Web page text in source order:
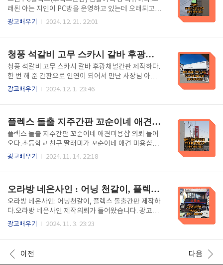
구조물입니다. 이것은 일반적으로 금속이나 아크릴 소
재로 제작되며, 입체감 있는 디자인이 특징입니다. 이러
한 이유로 많은 상점과 기업에서 광고 및 안내 목적으로
리서도 ..
래된 아는 지인이 PC방을 운영하고 있는데 오래되고 낡
게 되어 플렉스(후렉스간판) 천갈이 과정을 진행하게
은 광고나 상호명을 표시하는 유연한 소재의 간판입니
다. 다양한 형태와 크기, 색상으로 제작 가능하며, 실내
외 모두 사용됩니다. 가격이 저렴하고 설치가 쉬워 많이
선호되며, UV 차단 기능이 있어 내구성도 좋습니다. 2.
플렉스간판 장단점장점비용 효율성: 제작 비용이 비교
시각적으로 매..
광고배우기 2024. 12. 21. 22:01
청풍 석갈비 고무 스카시 갈바 후광채널 간판(제작:동광네온)
청풍 석갈비 고무 스카시 갈바 후광채널간판 제작하다.
한 번 해 준 간판으로 인연이 되어서 만난 사장님 아드
님이 식당을 개업하게 되어 제작의뢰가 들어왔습니다.
시 간판은 고무 소재로 제작된 간판을 의미합니다. 일반
적으로 내구성이 뛰어나고 방수성이 있어 외부 환경에
서도 오랫동안 사용할 수 있는 특징이 있습니다. 스카
시 기법은 고무를 이용해 다양한 형태와 색상으로 디자
인할 수 있게 해 주며, 주로 상업 공간이나 이벤트에서
시 간판 작업준비..
광고배우기 2024. 12. 1. 23:46
플렉스 돌출 지주간판 꼬순이네 애견미용삽 (제작:동광네온)
플렉스 돌출 지주간판 꼬순이네 애견미용샵 의뢰 들어
오다.초등학교 친구 딸래미가 꼬순이네 애견 미용샵을
하는데 돌출간판이 없어서 의뢰해 왔습니다. 광고업을
다. 1. 플렉스 돌출 지주간판이란?지주간판은 독립적으
로 설치되어있으며 주로 기둥이나 지주에 고정되어 있
는 형태입니다. 플렉스 돌출 지주간판은 주로 상업 공간
이나 도로변에 설치되는 광고 간판의 일종으로, 플렉스
재질로 제작된 간판이 돌출된 형태로 설계된 것입니
서서 지주간판을 제작하여야 합니다.이것을 땅에 고정
시키고 간판을 달아야 하므로 튼튼하게..
광고배우기 2024. 11. 14. 22:18
오라방 네온사인 : 어닝 천갈이, 플렉스 돌출간판(제작:동광네온)
오라방 네온사인: 어닝천갈이, 플렉스 돌출간판 제작하
다.오라방 네온사인 제작의뢰가 들어왔습니다. 광고업
을 시작한 지 32년째인 사장님을 믿고 의뢰해 주셨기에
정을 리뷰해 봅니다. - 목차 - 1. 네온간판이란? 2. 네온
간판 시공. 3. 어닝 천갈이. 4. 플렉스 돌출간판 시공. 5.
광고배우기 2024. 11. 3. 23:23
이전 다음